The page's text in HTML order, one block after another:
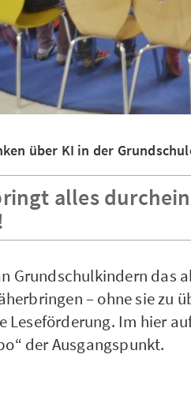
über KI in der
alles
Grundschulkindern das
– ohne sie zu
Leseförderung. Im hier
der Ausgangspunkt.